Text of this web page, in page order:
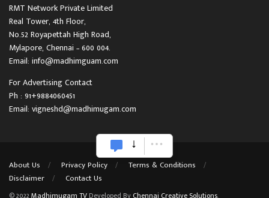
RMT Network Private Limited
Real Tower, 4th Floor,
No.52 Royapettah High Road,
Mylapore, Chennai – 600 004.
Email: info@madhimguam.com
For Advertising Contact
Ph : 91+9884060451
Email: vigneshd@madhimugam.com
About Us Privacy Policy
Terms & Conditions
Disclaimer
Contact Us
© 2022 Madhimugam TV Developed By Chennai Creative Solutions.